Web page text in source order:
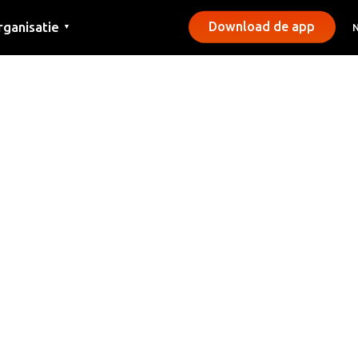
▼ Download de app